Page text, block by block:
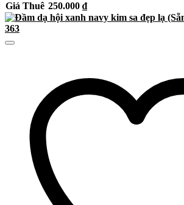
là:
800.000 ₫.
tại
Giá Thuê 250.000 ₫